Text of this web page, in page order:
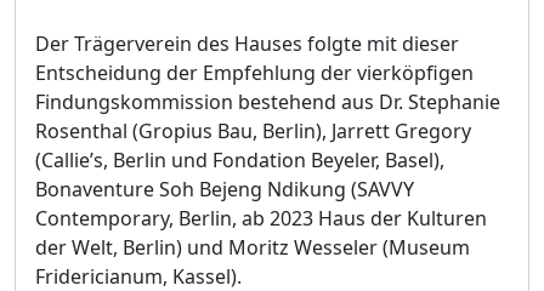
Der Trägerverein des Hauses folgte mit dieser
Entscheidung der Empfehlung der vierköpfigen
Findungskommission bestehend aus Dr. Stephanie
Rosenthal (Gropius Bau, Berlin), Jarrett Gregory
(Callie’s, Berlin und Fondation Beyeler, Basel),
Bonaventure Soh Bejeng Ndikung (SAVVY
Contemporary, Berlin, ab 2023 Haus der Kulturen
der Welt, Berlin) und Moritz Wesseler (Museum
Fridericianum, Kassel).